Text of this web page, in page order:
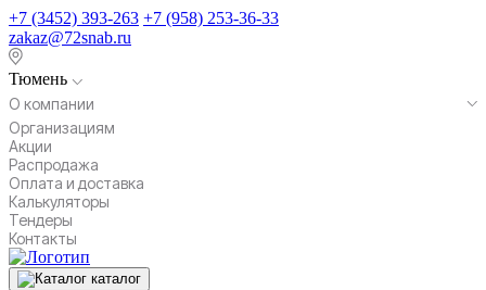
+7 (3452) 393-263 +7 (958) 253-36-33
zakaz@72snab.ru
Тюмень
О компании
Организациям
Акции
Распродажа
Оплата и доставка
Калькуляторы
Тендеры
Контакты
каталог